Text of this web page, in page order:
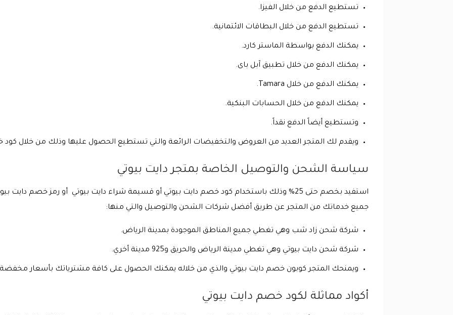
تستطيع الدفع من خلال الفيزا.
تستطيع الدفع من خلال البطاقات الائتمانية.
يمكنك الدفع بواسطة الماستر كارد.
يمكنك الدفع من خلال تطبيق آبل باى.
يمكنك الدفع من خلال Tamara.
يمكنك الدفع من خلال الحسابات البنكية.
وتستطيع أيضاً الدفع نقداً.
ويقدم لك المتجر العديد من العروض والتخفيضات الرائعة والتي تستطيع الحصول عليها وذلك من خلال كود
سياسة الشحن والتوصيل الخاصة بمتجر دايت بيوتي
استفيد بخصم حتى 25% وذلك باستخدام كود خصم دايت بيوتي أو قسيمة شراء دايت بيوتي أو رمز خصم
جميع خدماتك من المتجر عن طريق أفضل شركات الشحن والتوصيل والتي منها:
شركة شحن زاد شب وهي تغطي جميع المناطق الموجودة بمدينة الرياض.
شركة شحن دايت بيوتي وهي تغطي مدينة الرياض والحريق و925 مدينة أخري.
ويمنحك المتجر كوبون خصم دايت بيوتي والذي من خلاله يمكنك الحصول على كافة مشترياتك بأسعار
أكواد مماثلة لكود خصم دايت بيوتي